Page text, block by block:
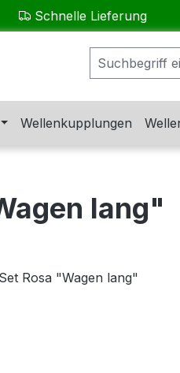
Schnelle Lieferung
Wellenkupplungen
lang"